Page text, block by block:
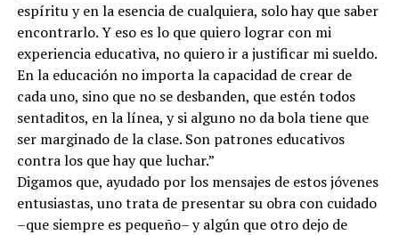
espíritu y en la esencia de cualquiera, solo hay que saber
encontrarlo. Y eso es lo que quiero lograr con mi
experiencia educativa, no quiero ir a justificar mi sueldo.
En la educación no importa la capacidad de crear de
cada uno, sino que no se desbanden, que estén todos
sentaditos, en la línea, y si alguno no da bola tiene que
ser marginado de la clase. Son patrones educativos
contra los que hay que luchar.”
Digamos que, ayudado por los mensajes de estos jóvenes
entusiastas, uno trata de presentar su obra con cuidado
–que siempre es pequeño– y algún que otro dejo de